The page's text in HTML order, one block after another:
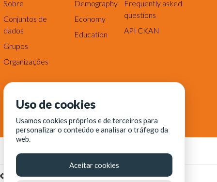
Sobre
Conjuntos de
dados
Grupos
Organizações
Demography
Economy
Education
Frequently asked
questions
API CKAN
© Fortaleza Digital || CITINOVA - Fundação de Ciência,
Uso de cookies
Usamos cookies próprios e de terceiros para
personalizar o conteúdo e analisar o tráfego da
web.
Aceitar cookies